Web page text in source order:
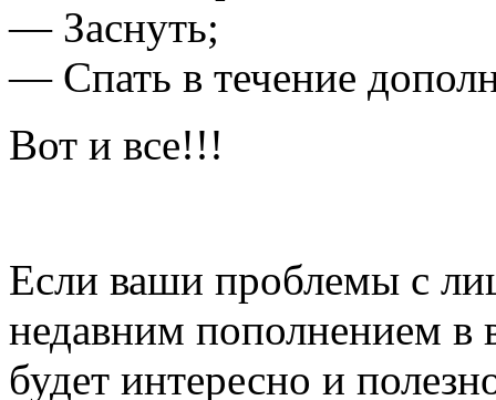
— Заснуть;
— Спать в течение
Вот и все!!!
Если ваши проблемы с
недавним пополнением в
будет интересно и